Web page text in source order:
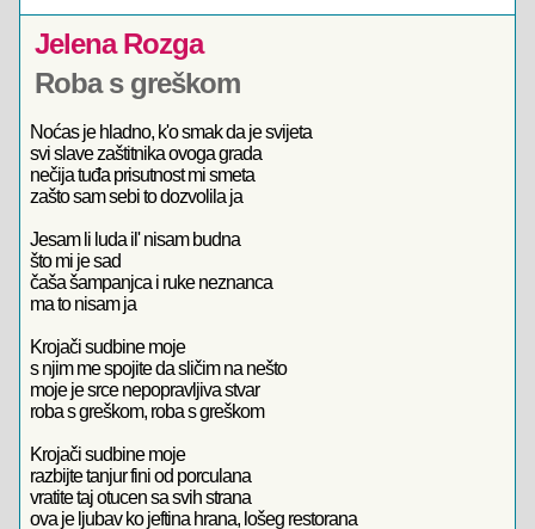
Jelena Rozga
Roba s greškom
Noćas je hladno, k'o smak da je svijeta
svi slave zaštitnika ovoga grada
nečija tuđa prisutnost mi smeta
zašto sam sebi to dozvolila ja
Jesam li luda il' nisam budna
što mi je sad
čaša šampanjca i ruke neznanca
ma to nisam ja
Krojači sudbine moje
s njim me spojite da sličim na nešto
moje je srce nepopravljiva stvar
roba s greškom, roba s greškom
Krojači sudbine moje
razbijte tanjur fini od porculana
vratite taj otucen sa svih strana
ova je ljubav ko jeftina hrana, lošeg restorana